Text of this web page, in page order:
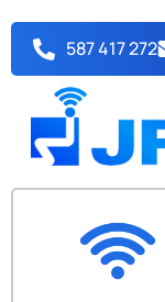
treści
587 417 272